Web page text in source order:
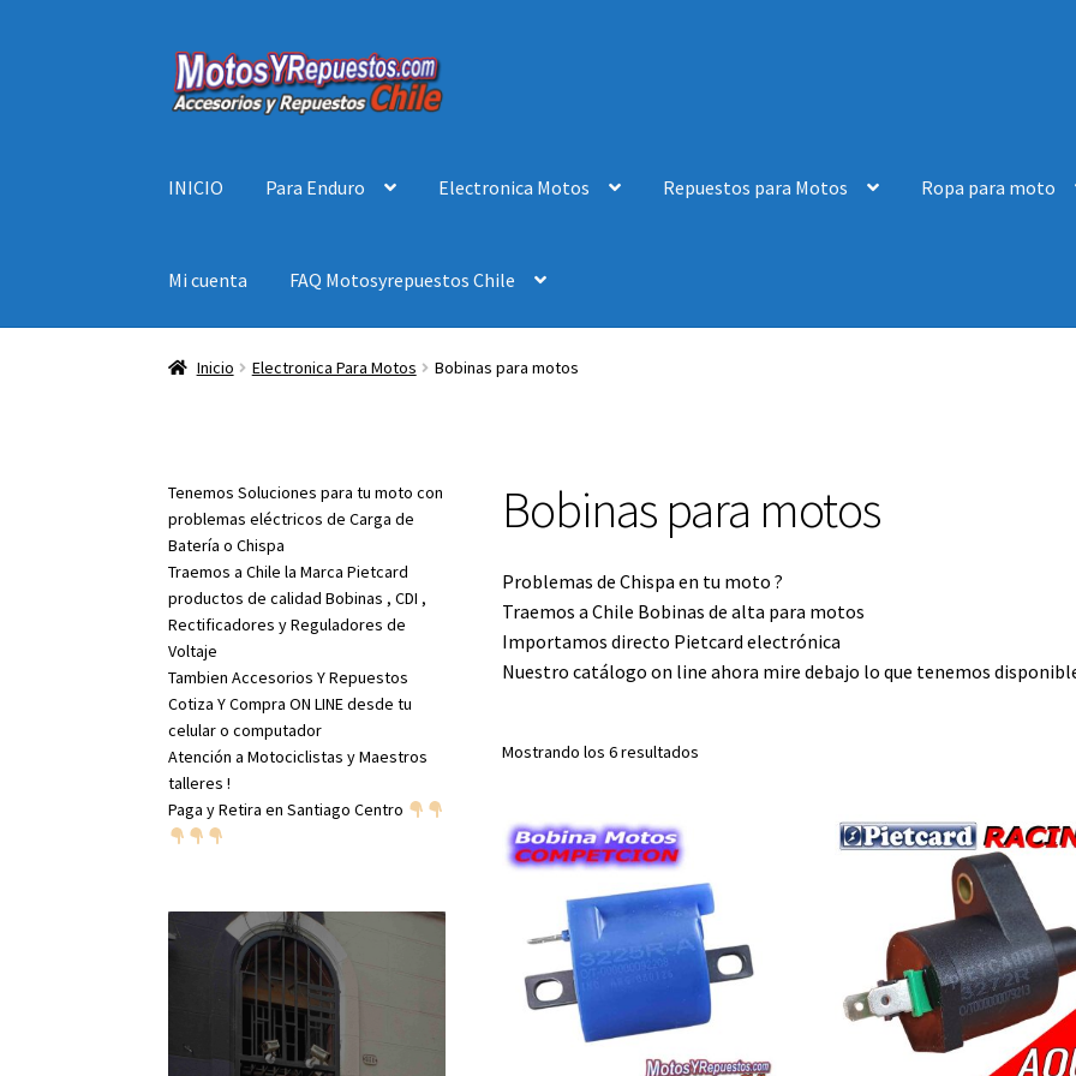
Ir
a
Ir
al
INICIO Para Enduro Electronica Motos Repuestos para Motos Ropa para moto
Mi cuenta FAQ Motosyrepuestos Chile
Inicio Electronica Para Motos Bobinas para motos
Bobinas para motos
Problemas de Chispa en tu moto ?
Traemos a Chile Bobinas de alta para motos
Importamos directo Pietcard electrónica
Nuestro catálogo on line ahora mire debajo lo que tenemos
Mostrando los 6 resultados
Tenemos Soluciones para tu moto con
problemas eléctricos de Carga de
Batería o Chispa
Traemos a Chile la Marca Pietcard
productos de calidad Bobinas , CDI ,
Rectificadores y Reguladores de
Voltaje
Tambien Accesorios Y Repuestos
Cotiza Y Compra ON LINE desde tu
celular o computador
Atención a Motociclistas y Maestros
talleres !
Paga y Retira en Santiago Centro